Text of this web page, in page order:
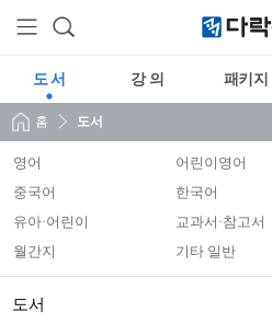
도 서 강 의 패키지
홈 도서
영어 어린이영어
중국어
한국어
유아·어린이
교과서·참고서
월간지
기타 일반
도서